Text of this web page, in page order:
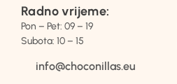
Radno vrijeme:
Pon – Pet: 09 – 19
Subota: 10 – 15
info@choconillas.eu